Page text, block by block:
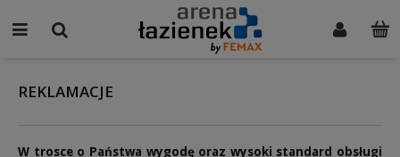
REKLAMACJE
W trosce o Państwa wygodę oraz wysoki standard obsługi